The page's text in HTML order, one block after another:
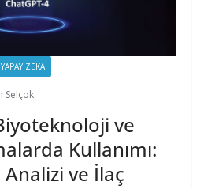
YAPAY ZEKA
Selçok
ve
Kullanımı:
ve İlaç